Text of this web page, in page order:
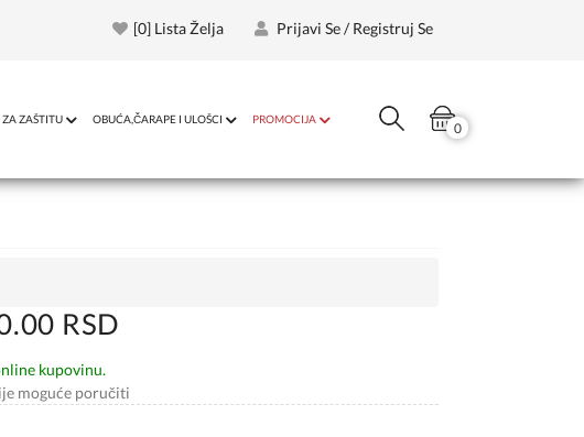
[0] Lista Želja Prijavi Se / Registruj Se
ZA ZAŠTITU OBUĆA,ČARAPE I ULOŠCI PROMOCIJA
0
RSD
kupovinu.
moguće poručiti